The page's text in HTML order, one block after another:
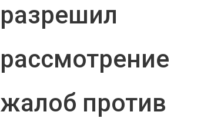
разрешил
рассмотрение
жалоб против